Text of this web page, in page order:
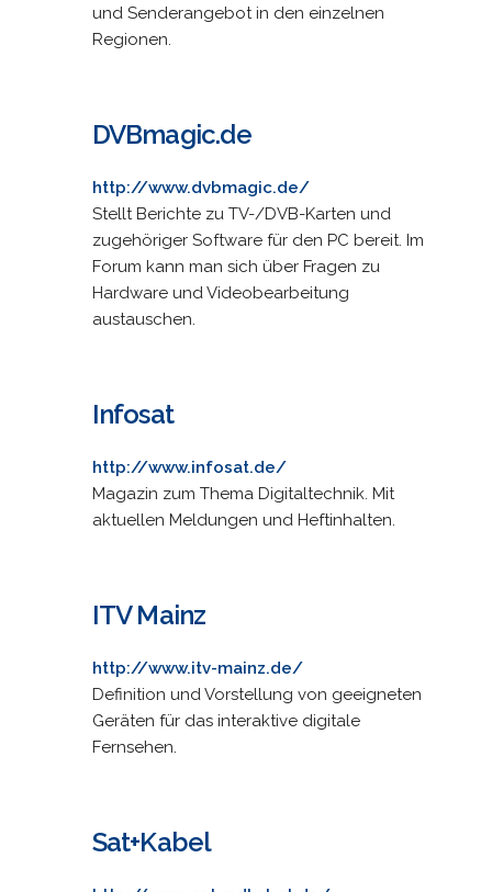
und Senderangebot in den einzelnen
Regionen.
DVBmagic.de
http://www.dvbmagic.de/
Stellt Berichte zu TV-/DVB-Karten und
zugehöriger Software für den PC bereit. Im
Forum kann man sich über Fragen zu
Hardware und Videobearbeitung
austauschen.
Infosat
http://www.infosat.de/
Magazin zum Thema Digitaltechnik. Mit
aktuellen Meldungen und Heftinhalten.
ITV Mainz
http://www.itv-mainz.de/
Definition und Vorstellung von geeigneten
Geräten für das interaktive digitale
Fernsehen.
Sat+Kabel